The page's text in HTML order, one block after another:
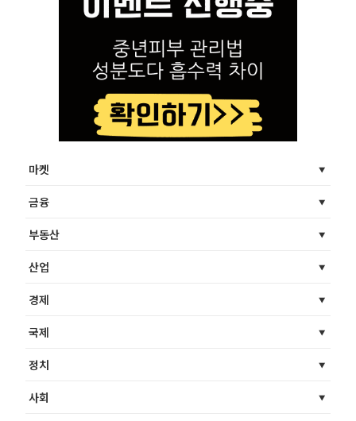
마켓
금융
부동산
산업
경제
국제
정치
사회